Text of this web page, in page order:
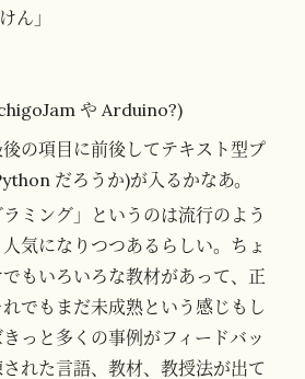
ん」
や Arduino?)
の項目に前後してテキスト型プ
だろうか)が入るかなあ。
ラミング」というのは流行のよう
気になりつつあるらしい。ちょ
もいろいろな教材があって、正
でもまだ未成熟という感じもし
っと多くの事例がフィードバッ
れた言語、教材、教授法が出て